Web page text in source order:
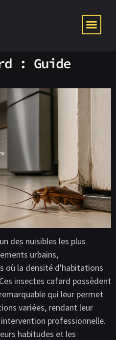
: Guide
des nuisibles les plus
urbains,
où la densité d'habitations
insectes cafard possèdent
qui leur permet
variées, rendant leur
professionnelle.
habitudes et les